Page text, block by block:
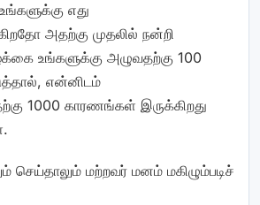
எது
அதற்கு முதலில் நன்றி
உங்களுக்கு அழுவதற்கு 100
என்னிடம்
1000 காரணங்கள் இருக்கிறது
மற்றவர் மனம் மகிழும்படிச்